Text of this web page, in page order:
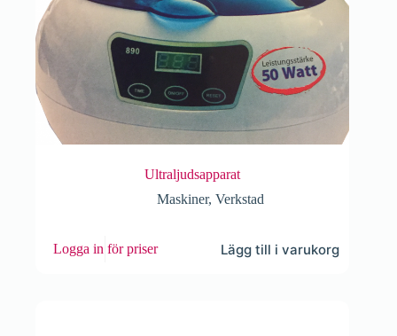
Ultraljudsapparat
Maskiner, Verkstad
Logga in för priser Lägg till i varukorg